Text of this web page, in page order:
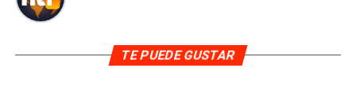
TE PUEDE GUSTAR